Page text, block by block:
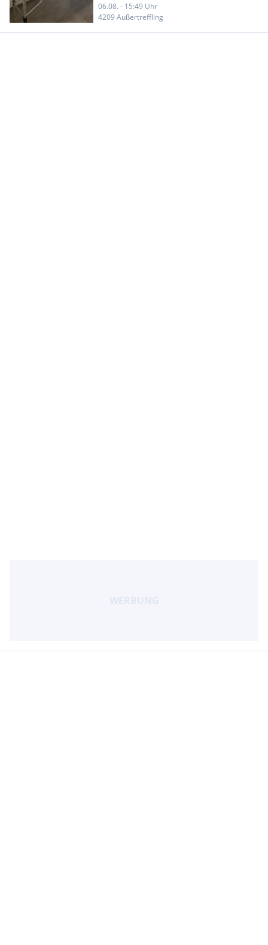
06.08. - 15:49 Uhr
4209 Außertreffling